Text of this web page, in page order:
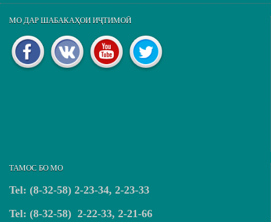
МО ДАР ШАБАКАҲОИ ИҶТИМОӢ
ТАМОС БО МО
Tel: (8-32-58) 2-23-34, 2-23-33
Tel: (8-32-58) 2-22-33, 2-21-66